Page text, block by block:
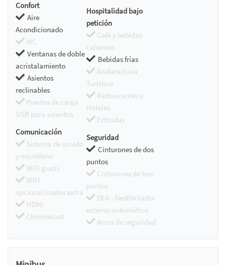
Confort
Aire
Acondicionado
WC
Ventanas de doble
acristalamiento
Asientos
reclinables
Puertos de carga
USB para asientos
Hospitalidad bajo
petición
Café y bebidas
calientes
Bebidas frías
Azafata/Guía
Turística
Restaurantes y
Hoteles
Entradas
Comunicación
Sistema de sonido
y micrófono
WiFi gratis
WIFI
opcional/costes extra
HDMI
Chromecast
Seguridad
Cinturones de dos
puntos
Cinturones de tres
puntos
DEA - Desfibrilador
externo automático
Arcos de seguridad